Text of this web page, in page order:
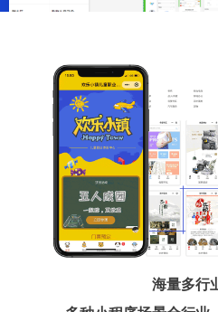
海量多行